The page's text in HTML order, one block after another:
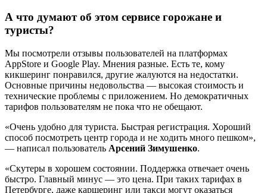
А что думают об этом сервисе горожане и
туристы?
Мы посмотрели отзывы пользователей на платформах
AppStore и Google Play. Мнения разные. Есть те, кому
кикшеринг понравился, другие жалуются на недостатки.
Основные причины недовольства — высокая стоимость и
технические проблемы с приложением. Но демократичных
тарифов пользователям не пока что не обещают.
«Очень удобно для туриста. Быстрая регистрация. Хороший
способ посмотреть центр города и не ходить много пешком»,
— написал пользователь Арсений Зимушенко.
«Скутеры в хорошем состоянии. Поддержка отвечает очень
быстро. Главный минус — это цена. При таких тарифах в
Петербурге, даже каршеринг или такси могут оказаться